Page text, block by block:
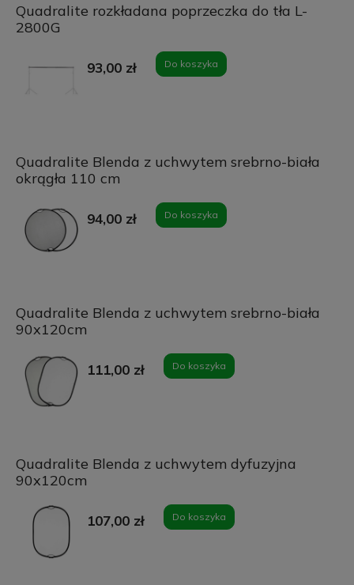
Quadralite rozkładana poprzeczka do tła L-
2800G
93,00 zł Do koszyka
Quadralite Blenda z uchwytem srebrno-biała
okrągła 110 cm
94,00 zł Do koszyka
Quadralite Blenda z uchwytem srebrno-biała
90x120cm
111,00 zł Do koszyka
Quadralite Blenda z uchwytem dyfuzyjna
90x120cm
107,00 zł Do koszyka